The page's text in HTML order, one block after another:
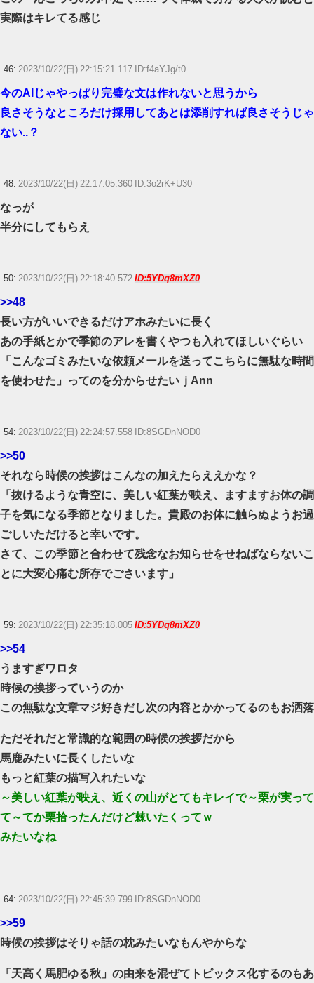
実際はキレてる感じ
46: 2023/10/22(日) 22:15:21.117 ID:f4aYJg/t0
今のAIじゃやっぱり完璧な文は作れないと思うから
良さそうなところだけ採用してあとは添削すれば良さそうじゃ
ない..？
48: 2023/10/22(日) 22:17:05.360 ID:3o2rK+U30
なっが
半分にしてもらえ
50: 2023/10/22(日) 22:18:40.572 ID:5YDq8mXZ0
>>48
長い方がいいできるだけアホみたいに長く
あの手紙とかで季節のアレを書くやつも入れてほしいぐらい
「こんなゴミみたいな依頼メールを送ってこちらに無駄な時間
を使わせた」ってのを分からせたいｊAnn
54: 2023/10/22(日) 22:24:57.558 ID:8SGDnNOD0
>>50
それなら時候の挨拶はこんなの加えたらええかな？
「抜けるような青空に、美しい紅葉が映え、ますますお体の調
子を気になる季節となりました。貴殿のお体に触らぬようお過
ごしいただけると幸いです。
さて、この季節と合わせて残念なお知らせをせねばならないこ
とに大変心痛む所存でごさいます」
59: 2023/10/22(日) 22:35:18.005 ID:5YDq8mXZ0
>>54
うますぎワロタ
時候の挨拶っていうのか
この無駄な文章マジ好きだし次の内容とかかってるのもお洒落
ただそれだと常識的な範囲の時候の挨拶だから
馬鹿みたいに長くしたいな
もっと紅葉の描写入れたいな
～美しい紅葉が映え、近くの山がとてもキレイで～栗が実って
て～てか栗拾ったんだけど棘いたくってｗ
みたいなね
64: 2023/10/22(日) 22:45:39.799 ID:8SGDnNOD0
>>59
時候の挨拶はそりゃ話の枕みたいなもんやからな
「天高く馬肥ゆる秋」の由来を混ぜてトピックス化するのもあ